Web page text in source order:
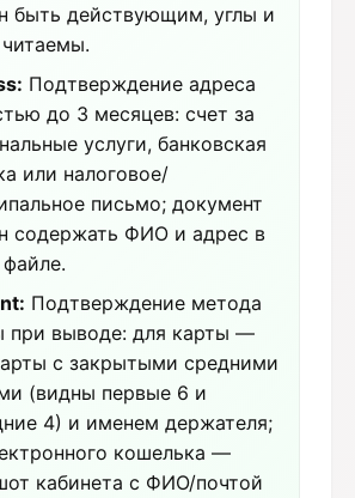
быть действующим, углы и
Подтверждение адреса
до 3 месяцев: счет за
услуги, банковская
или налоговое/
письмо; документ
содержать ФИО и адрес в
Подтверждение метода
при выводе: для карты —
с закрытыми средними
(видны первые 6 и
4) и именем держателя;
кошелька —
кабинета с ФИО/почтой